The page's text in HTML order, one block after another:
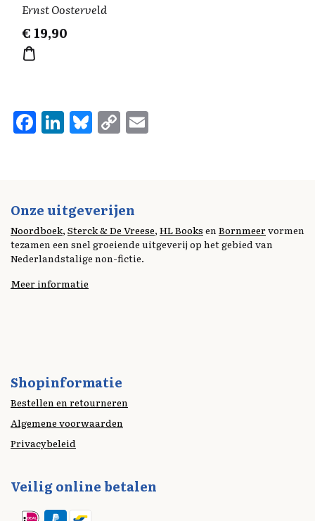
Ernst Oosterveld
€ 19,90
F
a
o
o
k
Li
n
d
I
n
Bl
u
y
C
o
Li
n
k
Onze uitgeverijen
Noordboek, Sterck & De Vreese, HL Books en Bornmeervormen
tezamen een snel groeiende uitgeverij op het gebied van
Nederlandstalige non-fictie.
Meer informatie
Shopinformatie
Bestellen en retourneren
Algemene voorwaarden
Privacybeleid
Veilig online betalen